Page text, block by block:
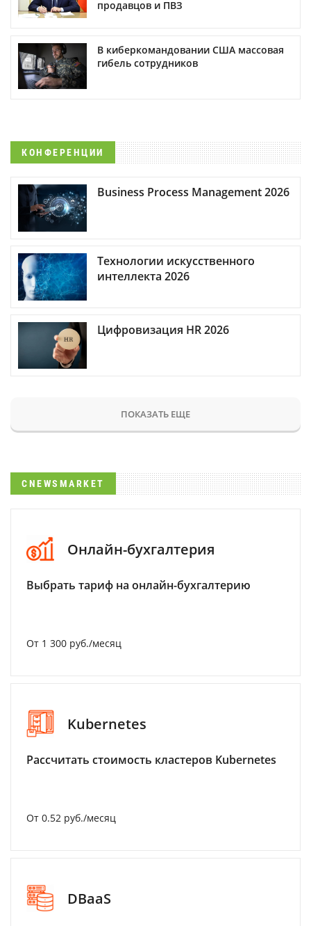
продавцов и ПВЗ
В киберкомандовании США массовая
гибель сотрудников
КОНФЕРЕНЦИИ
Business Process Management 2026
Технологии искусственного
интеллекта 2026
Цифровизация HR 2026
ПОКАЗАТЬ ЕЩЕ
CNEWSMARKET
Онлайн-бухгалтерия
Выбрать тариф на онлайн-бухгалтерию
От 1 300 руб./месяц
Kubernetes
Рассчитать стоимость кластеров Kubernetes
От 0.52 руб./месяц
DBaaS